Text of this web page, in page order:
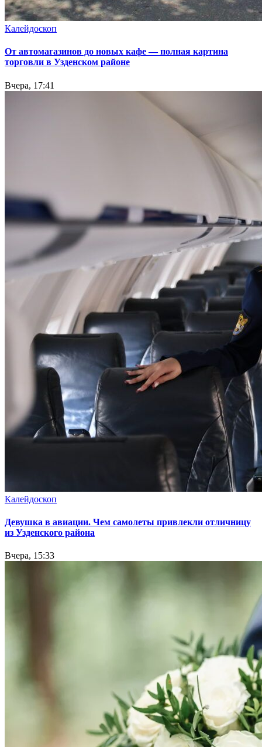
Калейдоскоп
От автомагазинов до новых кафе — полная картина
торговли в Узденском районе
Вчера, 17:41
Калейдоскоп
Девушка в авиации. Чем самолеты привлекли отличницу
из Узденского района
Вчера, 15:33